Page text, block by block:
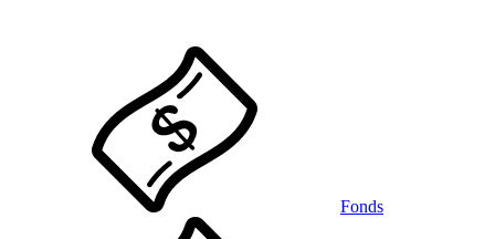
Fonds